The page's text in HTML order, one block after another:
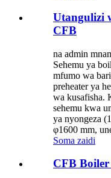
Utangulizi
CFB
na admin
Sehemu ya
mfumo wa
preheater ya
wa kusafisha.
sehemu kwa
ya nyongeza
φ1600 mm,
Soma zaidi
CFB